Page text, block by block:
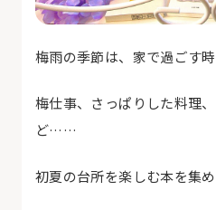
梅雨の季節は、家で過ごす
梅仕事、さっぱりした料理
ど……
初夏の台所を楽しむ本を集め